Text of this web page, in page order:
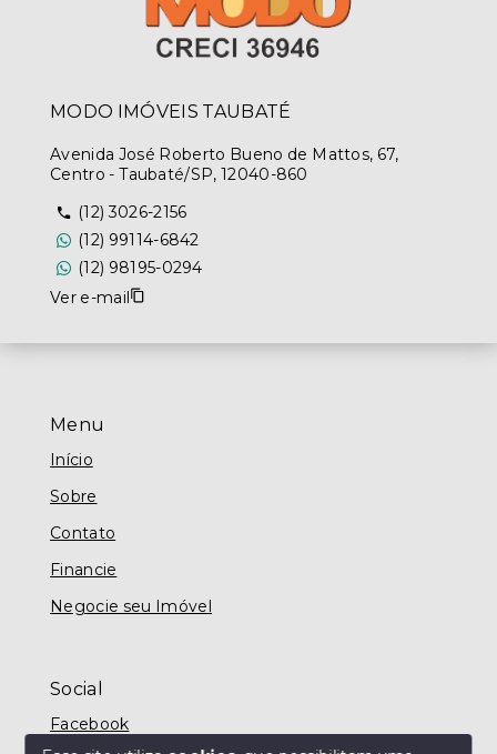
Menu
Início
Sobre
Contato
Financie
Negocie seu Imóvel
Social
Facebook
MODO IMÓVEIS TAUBATÉ
Avenida José Roberto Bueno de Mattos, 67,
Centro - Taubaté/SP, 12040-860
(12) 3026-2156
(12) 99114-6842
(12) 98195-0294
Ver e-mail